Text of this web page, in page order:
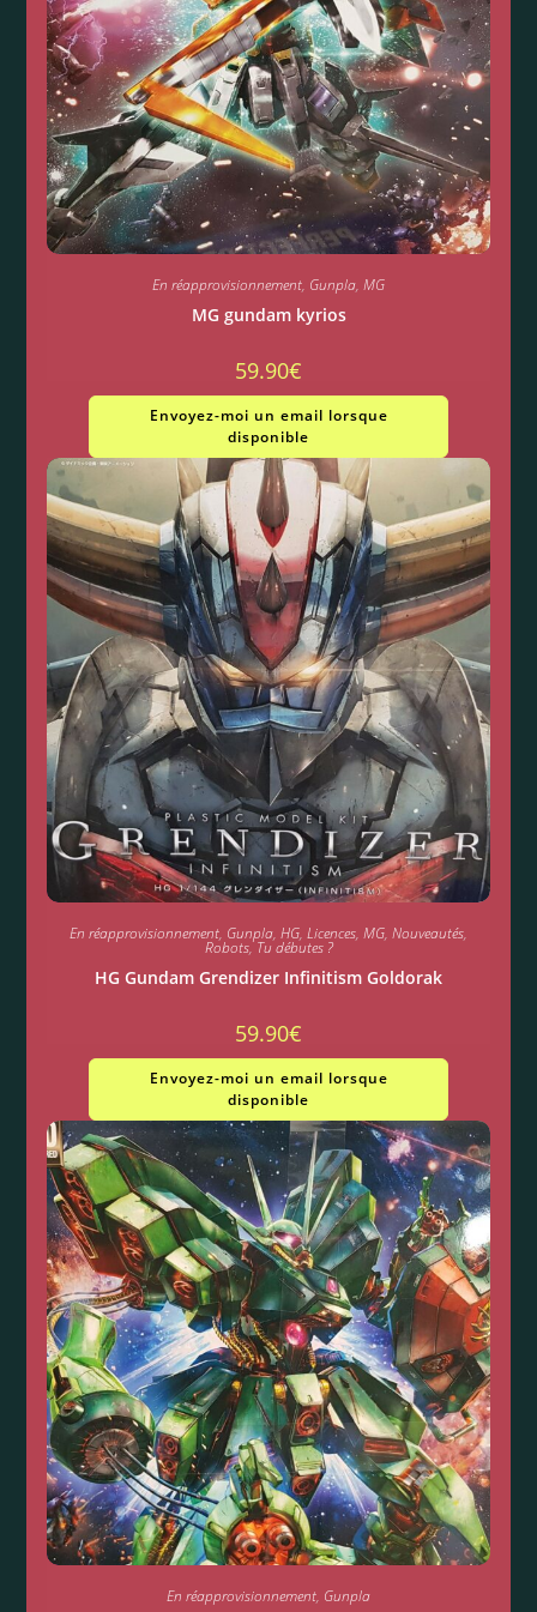
En réapprovisionnement, Gunpla, MG
MG gundam kyrios
59.90€
Envoyez-moi un email lorsque
disponible
En réapprovisionnement, Gunpla, HG, Licences, MG, Nouveautés,
Robots,Tu débutes ?
HG Gundam Grendizer Infinitism Goldorak
59.90€
Envoyez-moi un email lorsque
disponible
En réapprovisionnement, Gunpla